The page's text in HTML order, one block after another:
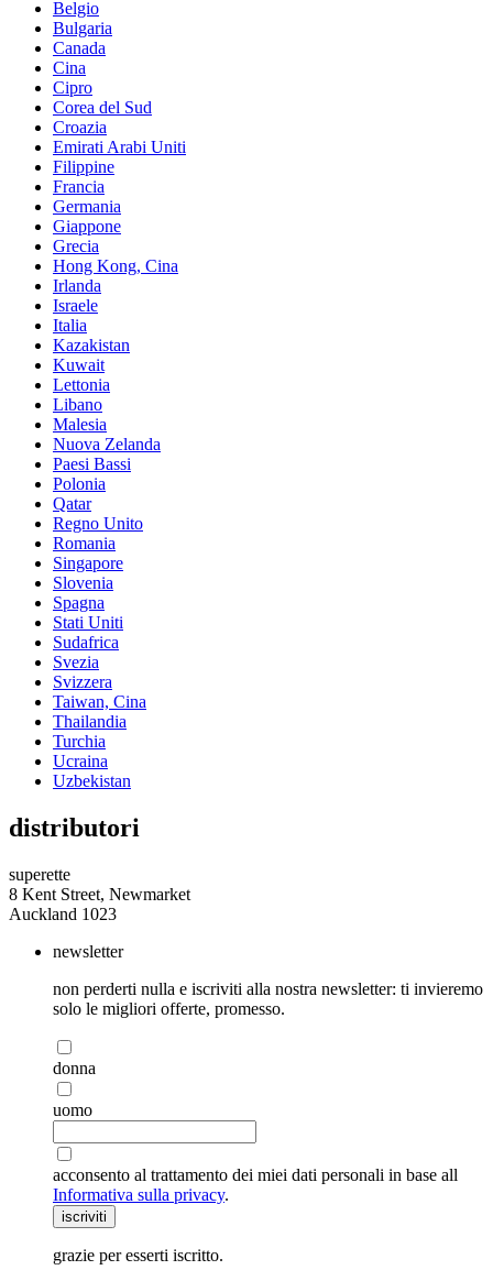
Belgio
Bulgaria
Canada
Cina
Cipro
Corea del Sud
Croazia
Emirati Arabi Uniti
Filippine
Francia
Germania
Giappone
Grecia
Hong Kong, Cina
Irlanda
Israele
Italia
Kazakistan
Kuwait
Lettonia
Libano
Malesia
Nuova Zelanda
Paesi Bassi
Polonia
Qatar
Regno Unito
Romania
Singapore
Slovenia
Spagna
Stati Uniti
Sudafrica
Svezia
Svizzera
Taiwan, Cina
Thailandia
Turchia
Ucraina
Uzbekistan
distributori
superette
8 Kent Street, Newmarket
Auckland 1023
newsletter
non perderti nulla e iscriviti alla nostra newsletter: ti invieremo
solo le migliori offerte, promesso.
donna
uomo
acconsento al trattamento dei miei dati personali in base all
Informativa sulla privacy.
iscriviti
grazie per esserti iscritto.